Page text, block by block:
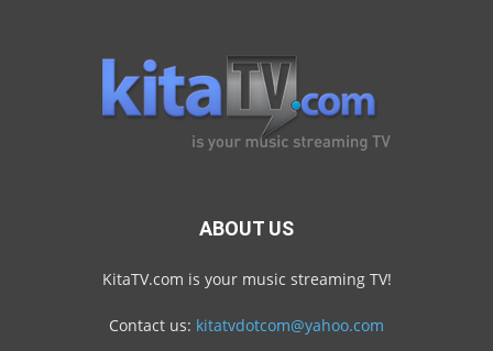
ABOUT US
KitaTV.com is your music streaming TV!
Contact us: kitatvdotcom@yahoo.com